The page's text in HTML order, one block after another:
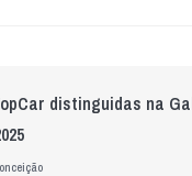
distinguidas na